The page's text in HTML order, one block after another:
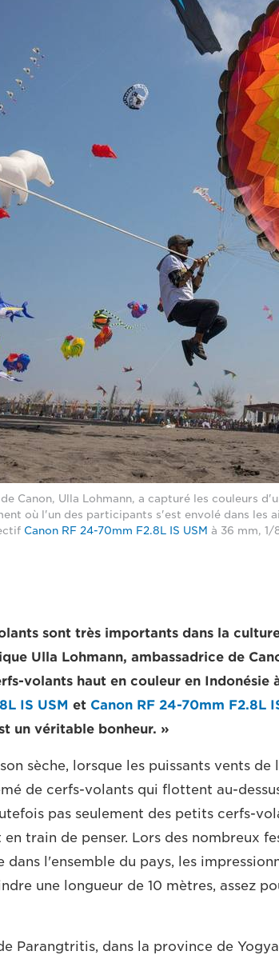
Canon, Ulla Lohmann, a capturé les couleurs
où l'un des participants s'est envolé dans les
Canon RF 24-70mm F2.8L IS USM à 36 mm,
sont très importants dans la
Ulla Lohmann, ambassadrice de
volants haut en couleur en Indonésie
IS USM et Canon RF 24-70mm F2.8L
un véritable bonheur. »
sèche, lorsque les puissants vents
de cerfs-volants qui flottent au-
pas seulement des petits cerfs-
train de penser. Lors des nombreux
dans l'ensemble du pays, les
une longueur de 10 mètres, assez
Parangtritis, dans la province de